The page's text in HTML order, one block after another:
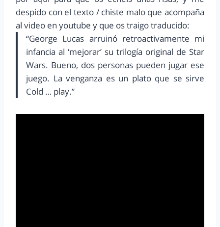
despido con el texto / chiste malo que acompaña
al video en youtube y que os traigo traducido:
“George Lucas arruinó retroactivamente mi
infancia al ‘mejorar’ su trilogía original de Star
Wars. Bueno, dos personas pueden jugar ese
juego. La venganza es un plato que se sirve
Cold … play.”